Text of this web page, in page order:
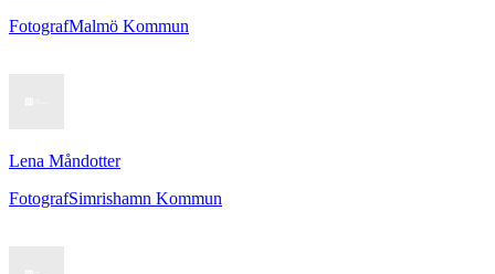
FotografMalmö Kommun
Lena Måndotter
FotografSimrishamn Kommun